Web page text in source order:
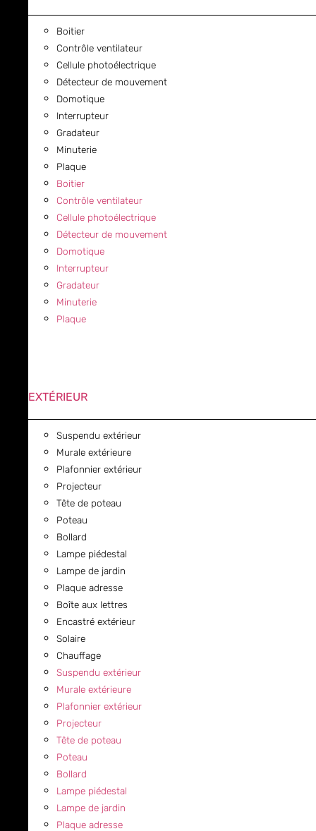
Boitier
Contrôle ventilateur
Cellule photoélectrique
Détecteur de mouvement
Domotique
Interrupteur
Gradateur
Minuterie
Plaque
Boitier
Contrôle ventilateur
Cellule photoélectrique
Détecteur de mouvement
Domotique
Interrupteur
Gradateur
Minuterie
Plaque
EXTÉRIEUR
Suspendu extérieur
Murale extérieure
Plafonnier extérieur
Projecteur
Tête de poteau
Poteau
Bollard
Lampe piédestal
Lampe de jardin
Plaque adresse
Boîte aux lettres
Encastré extérieur
Solaire
Chauffage
Suspendu extérieur
Murale extérieure
Plafonnier extérieur
Projecteur
Tête de poteau
Poteau
Bollard
Lampe piédestal
Lampe de jardin
Plaque adresse